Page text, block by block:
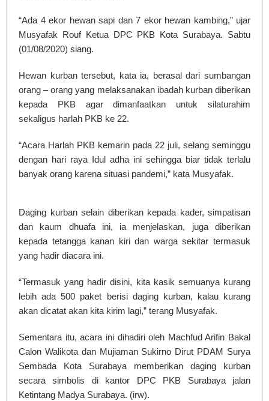
“Ada 4 ekor hewan sapi dan 7 ekor hewan kambing,” ujar
Musyafak Rouf Ketua DPC PKB Kota Surabaya. Sabtu
(01/08/2020) siang.
Hewan kurban tersebut, kata ia, berasal dari sumbangan
orang – orang yang melaksanakan ibadah kurban diberikan
kepada PKB agar dimanfaatkan untuk silaturahim
sekaligus harlah PKB ke 22.
“Acara Harlah PKB kemarin pada 22 juli, selang seminggu
dengan hari raya Idul adha ini sehingga biar tidak terlalu
banyak orang karena situasi pandemi,” kata Musyafak.
Daging kurban selain diberikan kepada kader, simpatisan
dan kaum dhuafa ini, ia menjelaskan, juga diberikan
kepada tetangga kanan kiri dan warga sekitar termasuk
yang hadir diacara ini.
“Termasuk yang hadir disini, kita kasik semuanya kurang
lebih ada 500 paket berisi daging kurban, kalau kurang
akan dicatat akan kita kirim lagi,” terang Musyafak.
Sementara itu, acara ini dihadiri oleh Machfud Arifin Bakal
Calon Walikota dan Mujiaman Sukirno Dirut PDAM Surya
Sembada Kota Surabaya memberikan daging kurban
secara simbolis di kantor DPC PKB Surabaya jalan
Ketintang Madya Surabaya. (irw).